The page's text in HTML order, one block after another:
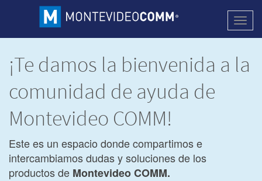
¡Te damos la bienvenida a la
comunidad de ayuda de
Montevideo COMM!
Este es un espacio donde compartimos e
intercambiamos dudas y soluciones de los
productos de Montevideo COMM.